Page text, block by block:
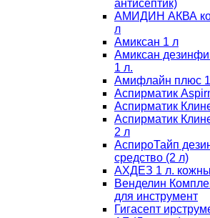
антисептик)
АМИДИН АКВА
л
Амиксан 1 л
Амиксан
1 л.
Амифлайн плюс
Аспирматик
Аспирматик
Аспирматик
2 л
АспироТайп
средство (2 л)
АХДЕЗ 1 л.
Венделин
для инструмент
Гигасепт